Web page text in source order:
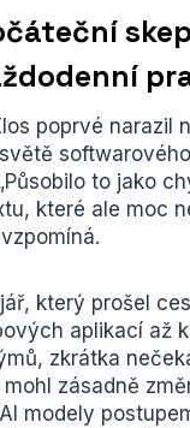
poprvé narazil
to jako
které ale moc
který prošel
aplikací až
zkrátka
zásadně
modely